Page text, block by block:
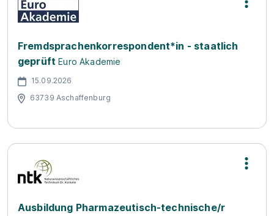
Fremdsprachenkorrespondent*in - staatlich
geprüft Euro Akademie
15.09.2026
63739 Aschaffenburg
Ausbildung Pharmazeutisch-technische/r